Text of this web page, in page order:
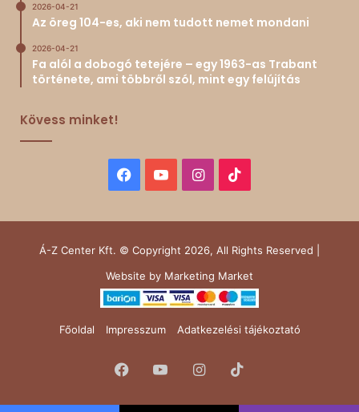
2026-04-21
Az öreg 104-es, aki nem tudott nemet mondani
2026-04-21
Fa alól a dobogó tetejére – egy 1963-as Trabant
története, ami többről szól, mint egy felújítás
Kövess minket!
Facebook
YouTubeInstagram
Á-Z Center Kft. © Copyright 2026, All Rights Reserved |
Website by Marketing Market
Főoldal Impresszum Adatkezelési tájékoztató
Facebook
YouTubeInstagram